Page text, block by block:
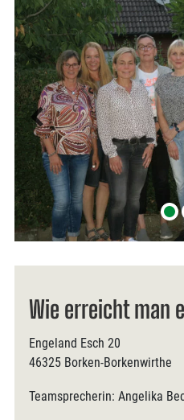
Wie erreicht man
Engeland Esch 20
46325 Borken-Borkenwirthe
Teamsprecherin: Angelika